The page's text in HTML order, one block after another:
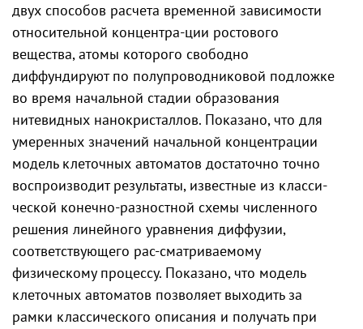
двух способов расчета временной зависимости
относительной концентра-ции ростового
вещества, атомы которого свободно
диффундируют по полупроводниковой подложке
во время начальной стадии образования
нитевидных нанокристаллов. Показано, что для
умеренных значений начальной концентрации
модель клеточных автоматов достаточно точно
воспроизводит результаты, известные из класси-
ческой конечно-разностной схемы численного
решения линейного уравнения диффузии,
соответствующего рас-сматриваемому
физическому процессу. Показано, что модель
клеточных автоматов позволяет выходить за
рамки классического описания и получать при